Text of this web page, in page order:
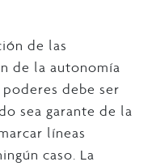
de las
de la autonomía
debe ser
sea garante de la
líneas
caso. La